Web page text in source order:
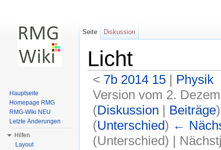
Licht
< 7b 2014 15‎ | Physik
Version vom 2.
(Diskussion | Beiträge)
(Unterschied) ←
(Unterschied) |
Seite Diskussion
Hauptseite
Homepage RMG
RMG-Wiki NEU
Letzte Änderungen
Hilfen
Layout